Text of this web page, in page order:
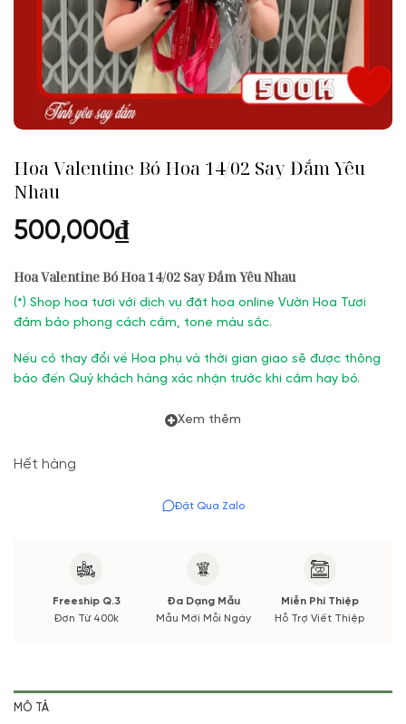
Hoa Valentine Bó Hoa 14/02 Say Đắm Yêu
Nhau
500,000₫
Hoa Valentine Bó Hoa 14/02 Say Đắm Yêu Nhau
(*) Shop hoa tươi với dịch vụ đặt hoa online Vườn Hoa Tươi
đảm bảo phong cách cắm, tone màu sắc.
Nếu có thay đổi về Hoa phụ và thời gian giao sẽ được thông
báo đến Quý khách hàng xác nhận trước khi cắm hay bó.
Xem thêm
Hết hàng
Đặt Qua Zalo
Freeship Q.3
Đơn Từ 400k
Đa Dạng Mẫu
Mẫu Mới Mỗi Ngày
Miễn Phí Thiệp
Hỗ Trợ Viết Thiệp
MÔ TẢ